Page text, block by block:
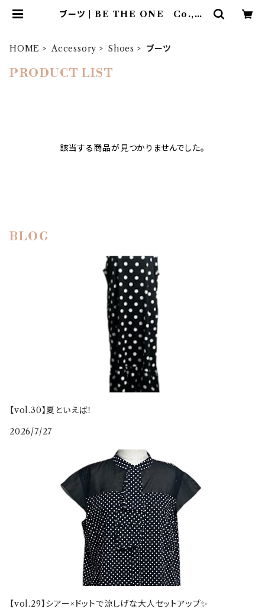
ブーツ | BE THE ONE Co.,Lt
HOME Accessory Shoes ブーツ
PRODUCT LIST
該当する商品が見つかりませんでした。
BLOG
【vol.30】夏といえば！
2026/7/27
【vol.29】シアー×ドットで涼しげな大人セットアップ✨